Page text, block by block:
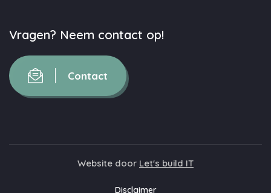
Vragen? Neem contact op!
Contact
Website door Let's build IT
Disclaimer